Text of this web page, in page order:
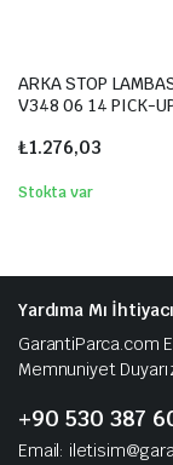
ARKA STOP
V348 06 14 PICK-
7C1613404AA-
1930741
₺1.276,03
Stokta var
Yardıma Mı
GarantiParca.com
Memnuniyet
+90 530 387
Email: